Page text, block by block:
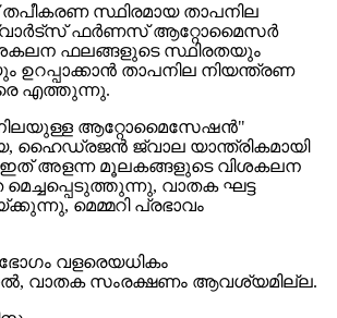
സ്ഥിരമായ താപനില
ഫർണസ് ആറ്റോമൈസർ
ഫലങ്ങളുടെ സ്ഥിരതയും
താപനില നിയന്ത്രണ
എത്തുന്നു.
ആറ്റോമൈസേഷൻ"
ഹൈഡ്രജൻ ജ്വാല യാന്ത്രികമായി
ഇത് അളന്ന മൂലകങ്ങളുടെ വിശകലന
വാതക ഘട്ട
മെമ്മറി പ്രഭാവം
വളരെയധികം
വാതക സംരക്ഷണം ആവശ്യമില്ല.